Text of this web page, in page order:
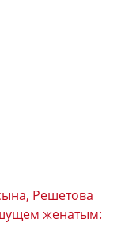
Решетова
женатым: